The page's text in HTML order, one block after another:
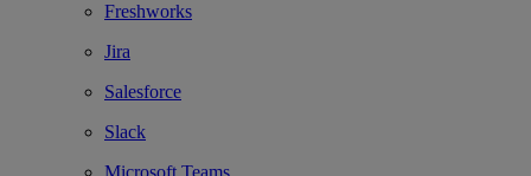
Freshworks
Jira
Salesforce
Slack